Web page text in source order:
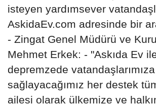
isteyen yardımsever
AskidaEv.com adresinde bir
- Zingat Genel Müdürü ve
Mehmet Erkek: - "Askıda Ev
depremzede vatandaşlarımıza
sağlayacağımız her destek
ailesi olarak ülkemize ve